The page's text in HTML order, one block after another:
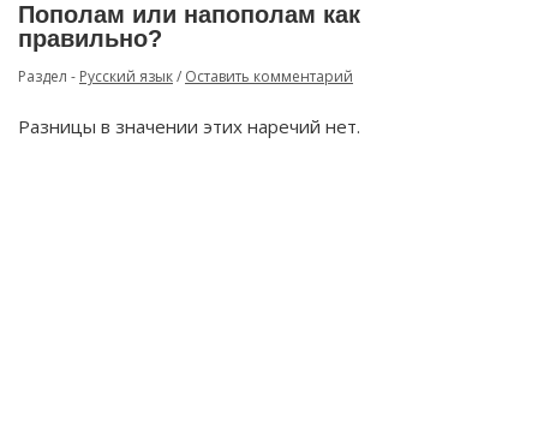
Пополам или напополам как
правильно?
Раздел - Русский язык/ Оставить комментарий
Разницы в значении этих наречий нет.